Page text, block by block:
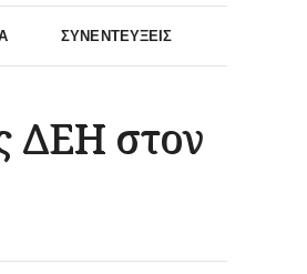
ΣΥΝΕΝΤΕΎΞΕΙΣ
ΔΕΗ στον